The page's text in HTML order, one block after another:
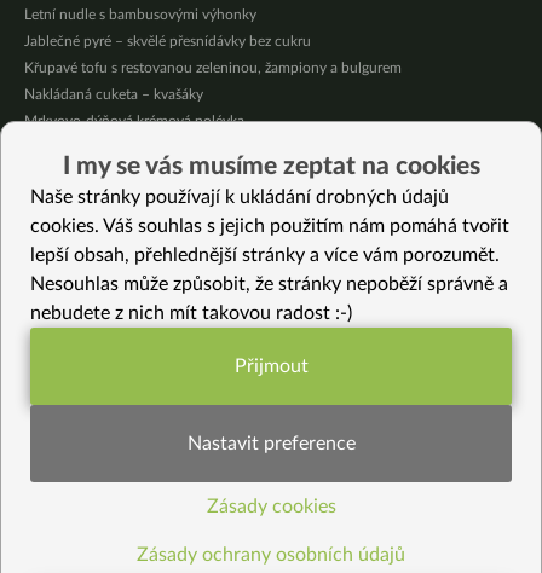
Letní nudle s bambusovými výhonky
Jablečné pyré – skvělé přesnídávky bez cukru
Křupavé tofu s restovanou zeleninou, žampiony a bulgurem
Nakládaná cuketa – kvašáky
Mrkvovo-dýňová krémová polévka
Osvěžující čaj s citronovými bylinkami
Nepečený jablečný dort s rybízem
Vybrané recepty
Podzimní salát s tvarohem
Vánoční dýňová polévka
Sladkokyselá červená řepa se špaldou
Fialkový čaj
Jak připravit domácí ovocnou čajovou směs (recept)
I my se vás musíme zeptat na cookies
Naše stránky používají k ukládání drobných údajů
cookies. Váš souhlas s jejich použitím nám pomáhá tvořit
lepší obsah, přehlednější stránky a více vám porozumět.
Nesouhlas může způsobit, že stránky nepoběží správně a
nebudete z nich mít takovou radost :-)
Funkční nastavení potřebujeme (vždy
Statistiky pro lepší obsah
Přijmout
Nastavit preference
Zásady cookies
Zásady ochrany osobních údajů